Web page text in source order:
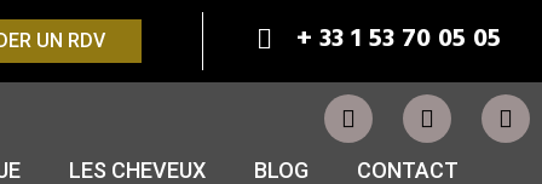
UN RDV + 33 1 53 70 05 05
LES CHEVEUX BLOG CONTACT